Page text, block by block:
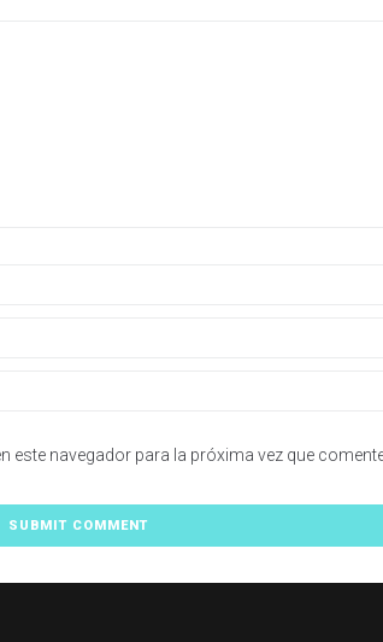
navegador para la próxima vez que